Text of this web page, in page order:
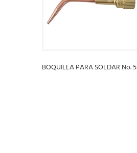
BOQUILLA PARA SOLDAR No. 5